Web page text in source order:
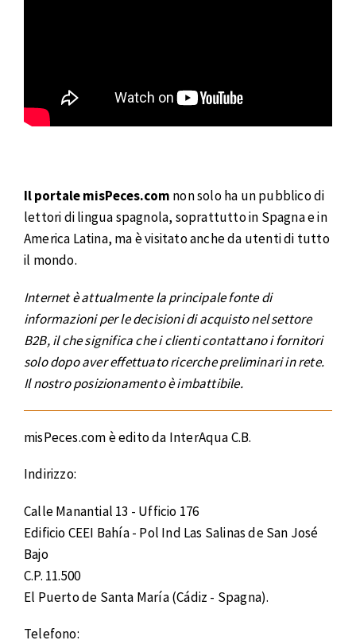
Il portale misPeces.com non solo ha un pubblico di
lettori di lingua spagnola, soprattutto in Spagna e in
America Latina, ma è visitato anche da utenti di tutto
il mondo.
Internet è attualmente la principale fonte di
informazioni per le decisioni di acquisto nel settore
B2B, il che significa che i clienti contattano i fornitori
solo dopo aver effettuato ricerche preliminari in rete.
Il nostro posizionamento è imbattibile.
misPeces.comè edito da InterAqua C.B.
Indirizzo:
Calle Manantial 13 - Ufficio 176
Edificio CEEI Bahía - Pol Ind Las Salinas de San José
Bajo
C.P. 11.500
El Puerto de Santa María (Cádiz - Spagna).
Telefono: